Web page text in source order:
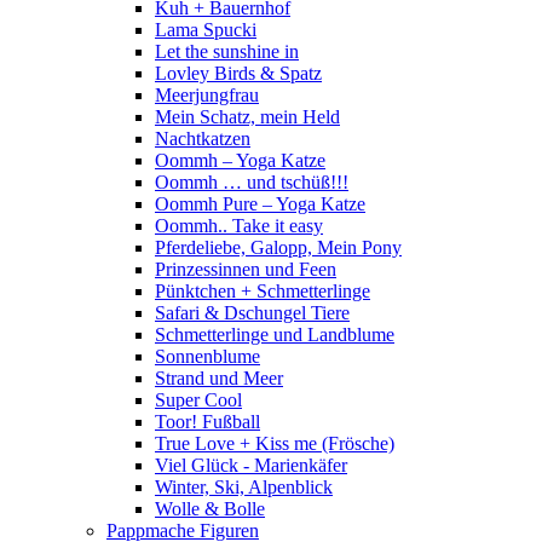
Kuh + Bauernhof
Lama Spucki
Let the sunshine in
Lovley Birds & Spatz
Meerjungfrau
Mein Schatz, mein Held
Nachtkatzen
Oommh – Yoga Katze
Oommh … und tschüß!!!
Oommh Pure – Yoga Katze
Oommh.. Take it easy
Pferdeliebe, Galopp, Mein Pony
Prinzessinnen und Feen
Pünktchen + Schmetterlinge
Safari & Dschungel Tiere
Schmetterlinge und Landblume
Sonnenblume
Strand und Meer
Super Cool
Toor! Fußball
True Love + Kiss me (Frösche)
Viel Glück - Marienkäfer
Winter, Ski, Alpenblick
Wolle & Bolle
Pappmache Figuren